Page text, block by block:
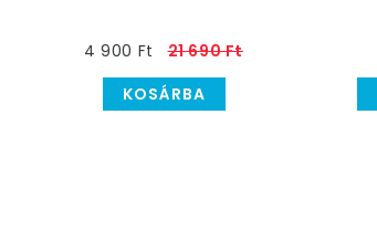
4 900 Ft
21 690 Ft
KOSÁRBA